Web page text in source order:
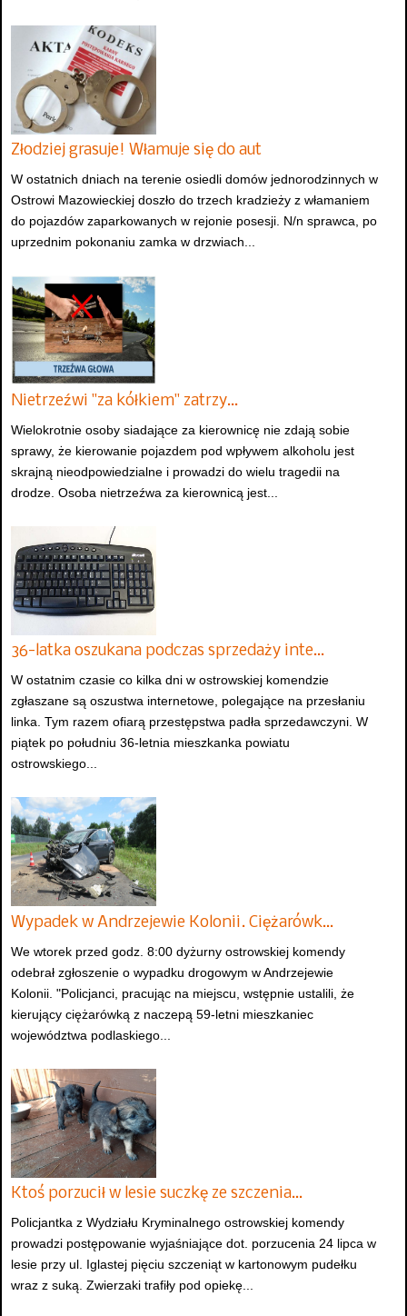
Złodziej grasuje! Włamuje się do aut
W ostatnich dniach na terenie osiedli domów jednorodzinnych w
Ostrowi Mazowieckiej doszło do trzech kradzieży z włamaniem
do pojazdów zaparkowanych w rejonie posesji. N/n sprawca, po
uprzednim pokonaniu zamka w drzwiach...
Nietrzeźwi "za kółkiem" zatrzy…
Wielokrotnie osoby siadające za kierownicę nie zdają sobie
sprawy, że kierowanie pojazdem pod wpływem alkoholu jest
skrajną nieodpowiedzialne i prowadzi do wielu tragedii na
drodze. Osoba nietrzeźwa za kierownicą jest...
36-latka oszukana podczas sprzedaży inte…
W ostatnim czasie co kilka dni w ostrowskiej komendzie
zgłaszane są oszustwa internetowe, polegające na przesłaniu
linka. Tym razem ofiarą przestępstwa padła sprzedawczyni. W
piątek po południu 36-letnia mieszkanka powiatu
ostrowskiego...
Wypadek w Andrzejewie Kolonii. Ciężarówk…
We wtorek przed godz. 8:00 dyżurny ostrowskiej komendy
odebrał zgłoszenie o wypadku drogowym w Andrzejewie
Kolonii. "Policjanci, pracując na miejscu, wstępnie ustalili, że
kierujący ciężarówką z naczepą 59-letni mieszkaniec
województwa podlaskiego...
Ktoś porzucił w lesie suczkę ze szczenia…
Policjantka z Wydziału Kryminalnego ostrowskiej komendy
prowadzi postępowanie wyjaśniające dot. porzucenia 24 lipca w
lesie przy ul. Iglastej pięciu szczeniąt w kartonowym pudełku
wraz z suką. Zwierzaki trafiły pod opiekę...